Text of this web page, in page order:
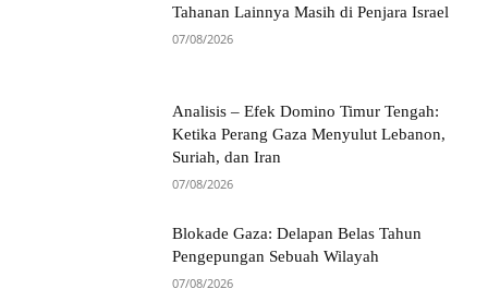
Tahanan Lainnya Masih di Penjara Israel
07/08/2026
Analisis – Efek Domino Timur Tengah:
Ketika Perang Gaza Menyulut Lebanon,
Suriah, dan Iran
07/08/2026
Blokade Gaza: Delapan Belas Tahun
Pengepungan Sebuah Wilayah
07/08/2026